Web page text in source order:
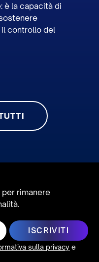
è la capacità di
il controllo del
rimanere
sulla privacy e